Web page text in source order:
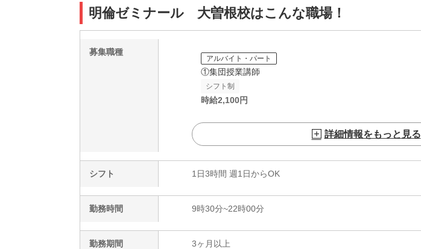
明倫ゼミナール 大曽根校はこんな職場！
募集職種
アルバイト・パート
①集団授業講師
シフト制
時給2,100円
詳細情報をもっと見る
シフト 1日3時間 週1日からOK
勤務時間 9時30分~22時00分
勤務期間 3ヶ月以上